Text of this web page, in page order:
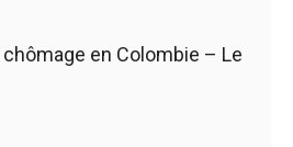
en Colombie – Le